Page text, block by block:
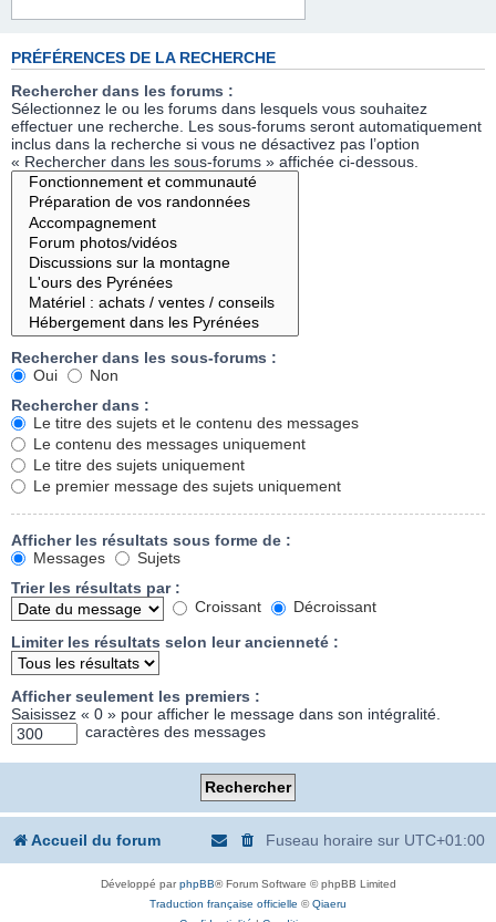
PRÉFÉRENCES DE LA RECHERCHE
Rechercher dans les forums :
Sélectionnez le ou les forums dans lesquels vous souhaitez
effectuer une recherche. Les sous-forums seront automatiquement
inclus dans la recherche si vous ne désactivez pas l’option
« Rechercher dans les sous-forums » affichée ci-dessous.
Rechercher dans les sous-forums :
Oui
Non
Rechercher dans :
Le titre des sujets et le contenu des messages
Le contenu des messages uniquement
Le titre des sujets uniquement
Le premier message des sujets uniquement
Afficher les résultats sous forme de :
Messages
Sujets
Trier les résultats par :
Croissant
Décroissant
Limiter les résultats selon leur ancienneté :
Afficher seulement les premiers :
Saisissez « 0 » pour afficher le message dans son intégralité.
caractères des messages
Accueil du forum Fuseau horaire sur UTC+01:00
Développé parphpBB® Forum Software © phpBB Limited
Traduction française officielle ©Qiaeru